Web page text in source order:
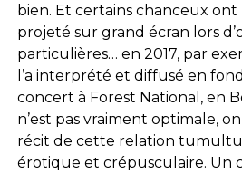
bien. Et certains chanceux
projeté sur grand écran lors
particulières… en 2017, par
l’a interprété et diffusé en
concert à Forest National, en
n’est pas vraiment optimale,
récit de cette relation
érotique et crépusculaire. Un